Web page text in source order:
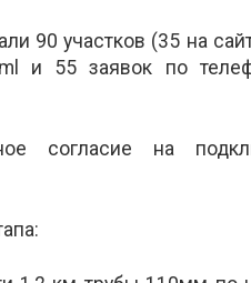
90 участков (35 на
и 55 заявок по
согласие на